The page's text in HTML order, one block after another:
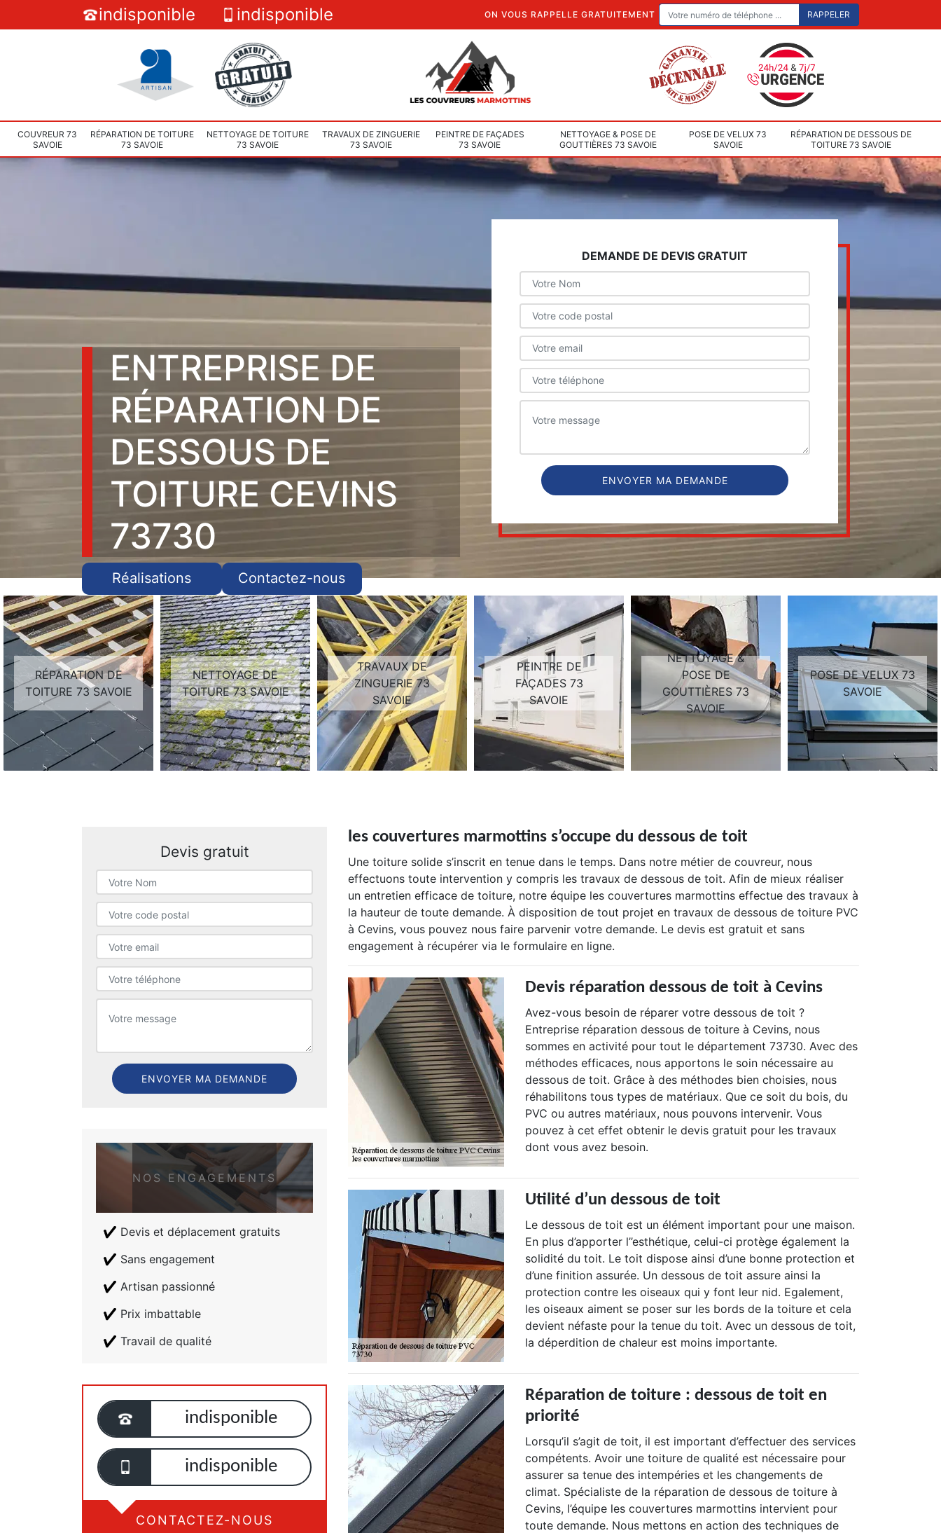
indisponible indisponible ON VOUS RAPPELLE GRATUITEMENT
COUVREUR 73
SAVOIE
RÉPARATION DE TOITURE
73 SAVOIE
NETTOYAGE DE TOITURE
73 SAVOIE
TRAVAUX DE ZINGUERIE
73 SAVOIE
PEINTRE DE FAÇADES
73 SAVOIE
NETTOYAGE & POSE DE
GOUTTIÈRES 73 SAVOIE
POSE DE VELUX 73
SAVOIE
RÉPARATION DE DESSOUS DE
TOITURE 73 SAVOIE
ENTREPRISE DE
RÉPARATION DE
DESSOUS DE
TOITURE CEVINS
73730
Réalisations Contactez-nous
DEMANDE DE DEVIS GRATUIT
RÉPARATION DE
TOITURE 73 SAVOIE
NETTOYAGE DE
TOITURE 73 SAVOIE
TRAVAUX DE
ZINGUERIE 73
SAVOIE
PEINTRE DE
FAÇADES 73
SAVOIE
NETTOYAGE &
POSE DE
GOUTTIÈRES 73
SAVOIE
POSE DE VELUX 73
SAVOIE
Devis gratuit
NOS ENGAGEMENTS
Devis et déplacement gratuits
Sans engagement
Artisan passionné
Prix imbattable
Travail de qualité
indisponible
indisponible
CONTACTEZ-NOUS
les couvertures marmottins s’occupe du dessous de toit
Une toiture solide s’inscrit en tenue dans le temps. Dans notre métier de couvreur, nous
effectuons toute intervention y compris les travaux de dessous de toit. Afin de mieux réaliser
un entretien efficace de toiture, notre équipe les couvertures marmottins effectue des travaux à
la hauteur de toute demande. À disposition de tout projet en travaux de dessous de toiture PVC
à Cevins, vous pouvez nous faire parvenir votre demande. Le devis est gratuit et sans
engagement à récupérer via le formulaire en ligne.
Devis réparation dessous de toit à Cevins
Avez-vous besoin de réparer votre dessous de toit ?
Entreprise réparation dessous de toiture à Cevins, nous
sommes en activité pour tout le département 73730. Avec des
méthodes efficaces, nous apportons le soin nécessaire au
dessous de toit. Grâce à des méthodes bien choisies, nous
réhabilitons tous types de matériaux. Que ce soit du bois, du
PVC ou autres matériaux, nous pouvons intervenir. Vous
pouvez à cet effet obtenir le devis gratuit pour les travaux
dont vous avez besoin.
Utilité d’un dessous de toit
Le dessous de toit est un élément important pour une maison.
En plus d’apporter l’’esthétique, celui-ci protège également la
solidité du toit. Le toit dispose ainsi d’une bonne protection et
d’une finition assurée. Un dessous de toit assure ainsi la
protection contre les oiseaux qui y font leur nid. Egalement,
les oiseaux aiment se poser sur les bords de la toiture et cela
devient néfaste pour la tenue du toit. Avec un dessous de toit,
la déperdition de chaleur est moins importante.
Réparation de toiture : dessous de toit en
priorité
Lorsqu’il s’agit de toit, il est important d’effectuer des services
compétents. Avoir une toiture de qualité est nécessaire pour
assurer sa tenue des intempéries et les changements de
climat. Spécialiste de la réparation de dessous de toiture à
Cevins, l’équipe les couvertures marmottins intervient pour
toute demande. Nous mettons en action des techniques de